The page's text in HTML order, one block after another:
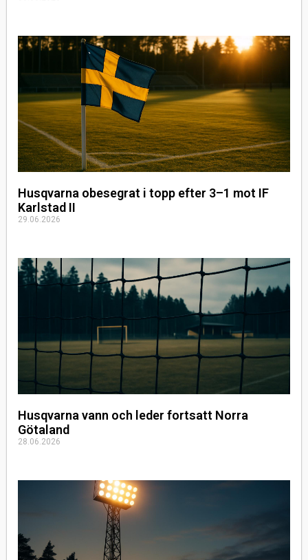
Husqvarna obesegrat i topp efter 3–1 mot IF
Karlstad II
29.06.2026
Husqvarna vann och leder fortsatt Norra
Götaland
28.06.2026